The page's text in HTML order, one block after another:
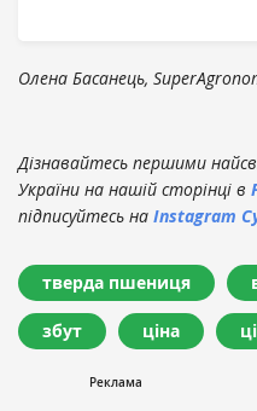
Олена Басанець,
Дізнавайтесь першими
України на нашій сторінці в
підписуйтесь на Instagram
тверда пшениця
збут ціна